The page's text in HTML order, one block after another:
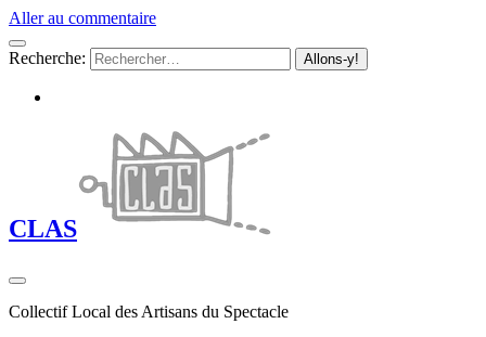
Aller au commentaire
Recherche:
CLAS
Collectif Local des Artisans du Spectacle